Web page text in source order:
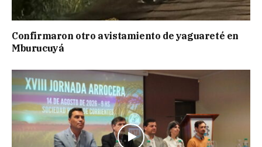
Confirmaron otro avistamiento de yaguareté en
Mburucuyá